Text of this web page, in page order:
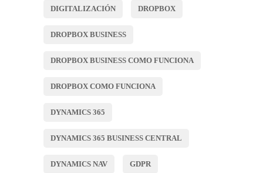
DIGITALIZACIÓN DROPBOX
DROPBOX BUSINESS
DROPBOX BUSINESS COMO FUNCIONA
DROPBOX COMO FUNCIONA
DYNAMICS 365
DYNAMICS 365 BUSINESS CENTRAL
DYNAMICS NAV GDPR